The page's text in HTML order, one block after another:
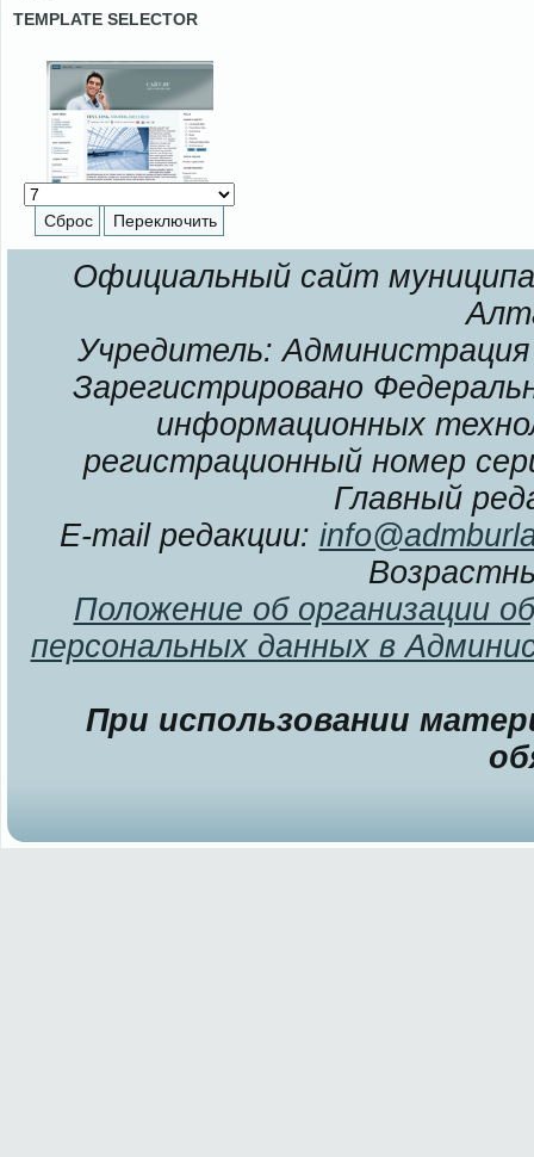
TEMPLATE SELECTOR
Официальный сайт
Учредитель: Администрация
Зарегистрировано
информационных
регистрационный номер
Главный
E-mail редакции:
Положение об организации
персональных данных в
При использовании